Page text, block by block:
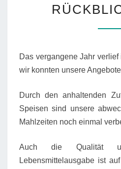
Das vergangene Jahr
wir konnten unsere
Durch den anhaltenden
Speisen sind unsere
Mahlzeiten noch einmal
Auch die Qualität
Lebensmittelausgabe ist